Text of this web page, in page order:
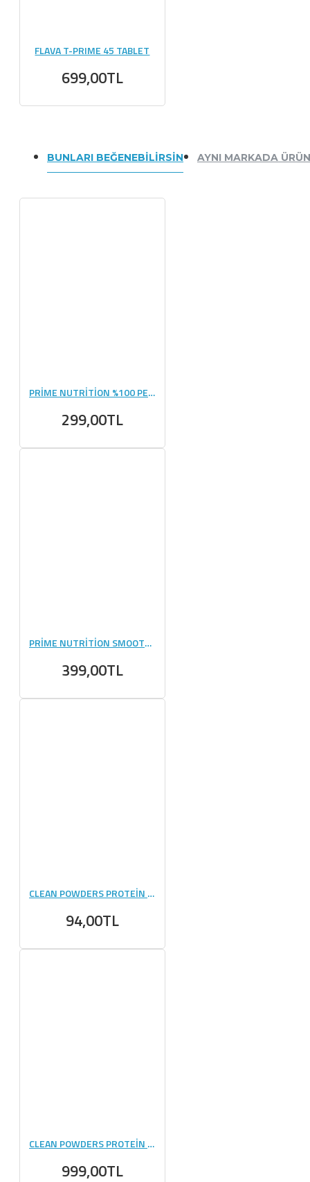
FLAVA T-PRIME 45 TABLET
699,00TL
BUNLARI BEĞENEBILIRSIN AYNI MARKADA
PRİME NUTRİTİON %100 PEANUT BUTTER YER FISTIĞI 350 GR
299,00TL
PRİME NUTRİTİON SMOOTH PEANUT SPREAD YER FISTIĞI 350 GR
399,00TL
CLEAN POWDERS PROTEİN PANCAKE 55 GR 1 ADET
94,00TL
CLEAN POWDERS PROTEİN PANCAKE 55 GR 12 ADET
999,00TL